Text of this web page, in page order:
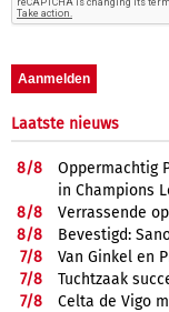
Laatste nieuws
8/8
Oppermachtig
in Champions
8/8
Verrassende
8/8
Bevestigd:
7/8
Van Ginkel en
7/8
Tuchtzaak
7/8
Celta de Vigo